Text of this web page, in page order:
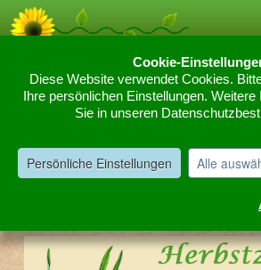
Cookie-
Diese Website verwendet Cookies.
Ihre persönlichen Einstellungen. Weitere
Sie in unseren
Persönliche Einstellungen Alle
Home »Kräutergarten»H Kräuter und
Herbstzeitlose die giftige